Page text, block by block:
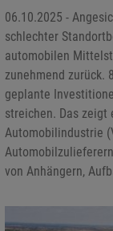
06.10.2025 -
schlechter
automobilen
zunehmend zurück.
geplante
streichen. Das zeigt
Automobilindustrie
von Anhängern,